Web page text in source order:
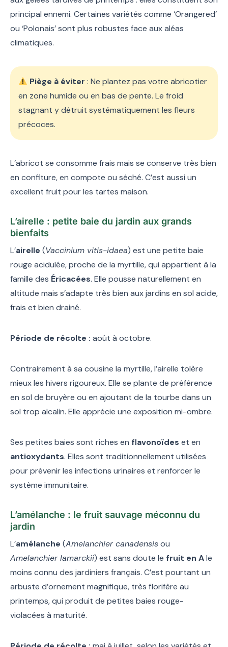
principal ennemi. Certaines variétés comme ‘Orangered’
ou ‘Polonais’ sont plus robustes face aux aléas
climatiques.
Piège à éviter : Ne plantez pas votre abricotier
en zone humide ou en bas de pente. Le froid
stagnant y détruit systématiquement les fleurs
précoces.
L’abricot se consomme frais mais se conserve très bien
en confiture, en compote ou séché. C’est aussi un
excellent fruit pour les tartes maison.
L’airelle : petite baie du jardin aux grands
bienfaits
L’airelle (Vaccinium vitis-idaea) est une petite baie
rouge acidulée, proche de la myrtille, qui appartient à la
famille des Éricacées. Elle pousse naturellement en
altitude mais s’adapte très bien aux jardins en sol acide,
frais et bien drainé.
Période de récolte : août à octobre.
Contrairement à sa cousine la myrtille, l’airelle tolère
mieux les hivers rigoureux. Elle se plante de préférence
en sol de bruyère ou en ajoutant de la tourbe dans un
sol trop alcalin. Elle apprécie une exposition mi-ombre.
Ses petites baies sont riches en flavonoïdes et en
antioxydants. Elles sont traditionnellement utilisées
pour prévenir les infections urinaires et renforcer le
système immunitaire.
L’amélanche : le fruit sauvage méconnu du
jardin
L’amélanche (Amelanchier canadensisou
Amelanchier lamarckii) est sans doute le fruit en Ale
moins connu des jardiniers français. C’est pourtant un
arbuste d’ornement magnifique, très florifère au
printemps, qui produit de petites baies rouge-
violacées à maturité.